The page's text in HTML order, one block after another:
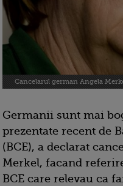
Cancelarul german Angela
Germanii sunt mai
prezentate recent de
(BCE), a declarat
Merkel, facand
BCE care relevau ca